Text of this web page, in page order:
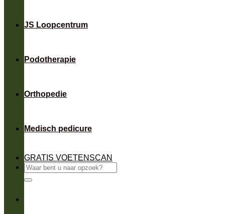
JS Loopcentrum
Podotherapie
Orthopedie
Medisch pedicure
GRATIS VOETENSCAN
Zoeken
naar: